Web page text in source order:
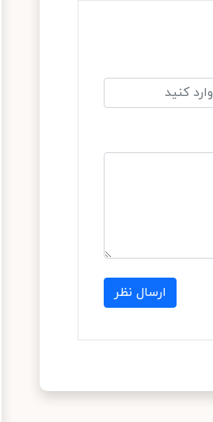
ارسال نظر